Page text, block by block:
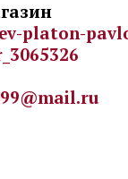
platon-